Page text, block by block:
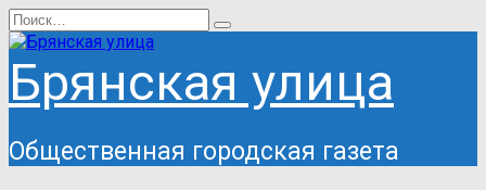
Перейти
к
содержанию
Search
for:
Брянская улица
Общественная городская газета